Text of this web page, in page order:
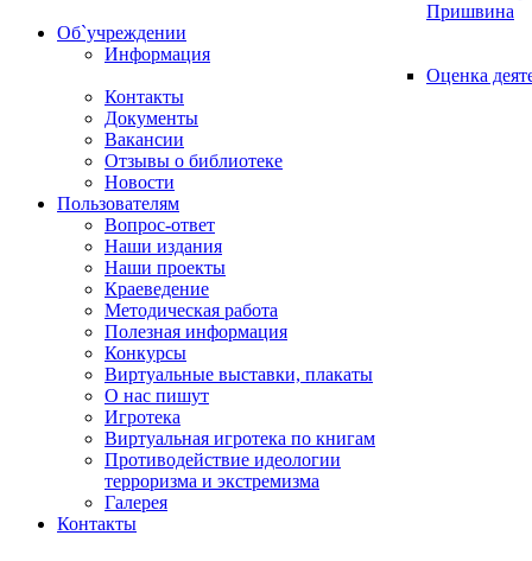
Пришвина
Об`учреждении
Информация
Оценка
Контакты
Документы
Вакансии
Отзывы о библиотеке
Новости
Пользователям
Вопрос-ответ
Наши издания
Наши проекты
Краеведение
Методическая работа
Полезная информация
Конкурсы
Виртуальные выставки, плакаты
О нас пишут
Игротека
Виртуальная игротека по книгам
Противодействие идеологии
терроризма и экстремизма
Галерея
Контакты